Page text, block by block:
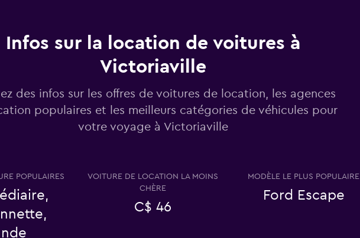
Infos sur la location de voitures à
Victoriaville
des infos sur les offres de voitures de location, les agences
populaires et les meilleurs catégories de véhicules pour
votre voyage à Victoriaville
POPULAIRES
VOITURE DE LOCATION LA MOINS
CHÈRE
C$ 46
MODÈLE LE PLUS POPULAIRE
Ford Escape